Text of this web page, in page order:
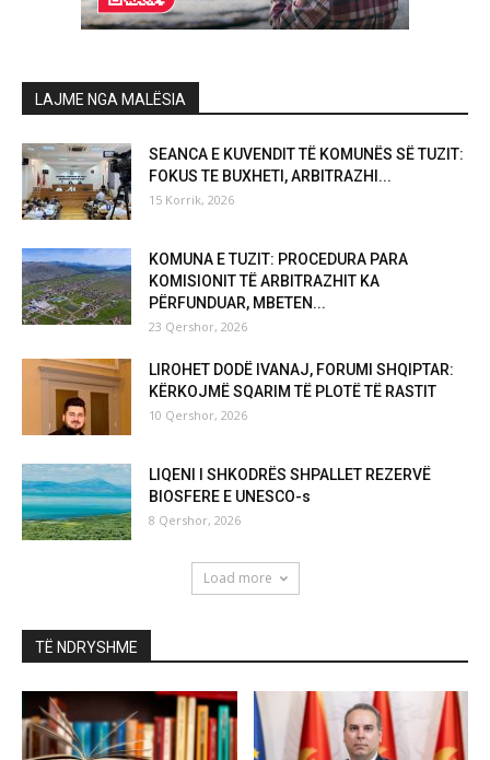
LAJME NGA MALËSIA
SEANCA E KUVENDIT TË KOMUNËS SË TUZIT:
FOKUS TE BUXHETI, ARBITRAZHI...
15 Korrik, 2026
KOMUNA E TUZIT: PROCEDURA PARA
KOMISIONIT TË ARBITRAZHIT KA
PËRFUNDUAR, MBETEN...
23 Qershor, 2026
LIROHET DODË IVANAJ, FORUMI SHQIPTAR:
KËRKOJMË SQARIM TË PLOTË TË RASTIT
10 Qershor, 2026
LIQENI I SHKODRËS SHPALLET REZERVË
BIOSFERE E UNESCO-s
8 Qershor, 2026
Load more
TË NDRYSHME